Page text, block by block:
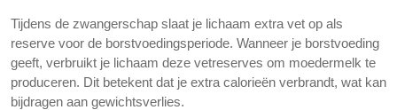
Tijdens de zwangerschap slaat je lichaam extra vet op als
reserve voor de borstvoedingsperiode. Wanneer je borstvoeding
geeft, verbruikt je lichaam deze vetreserves om moedermelk te
produceren. Dit betekent dat je extra calorieën verbrandt, wat kan
bijdragen aan gewichtsverlies.